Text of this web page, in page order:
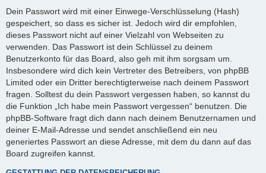
Dein Passwort wird mit einer Einwege-Verschlüsselung (Hash)
gespeichert, so dass es sicher ist. Jedoch wird dir empfohlen,
dieses Passwort nicht auf einer Vielzahl von Webseiten zu
verwenden. Das Passwort ist dein Schlüssel zu deinem
Benutzerkonto für das Board, also geh mit ihm sorgsam um.
Insbesondere wird dich kein Vertreter des Betreibers, von phpBB
Limited oder ein Dritter berechtigterweise nach deinem Passwort
fragen. Solltest du dein Passwort vergessen haben, so kannst du
die Funktion „Ich habe mein Passwort vergessen“ benutzen. Die
phpBB-Software fragt dich dann nach deinem Benutzernamen und
deiner E-Mail-Adresse und sendet anschließend ein neu
generiertes Passwort an diese Adresse, mit dem du dann auf das
Board zugreifen kannst.